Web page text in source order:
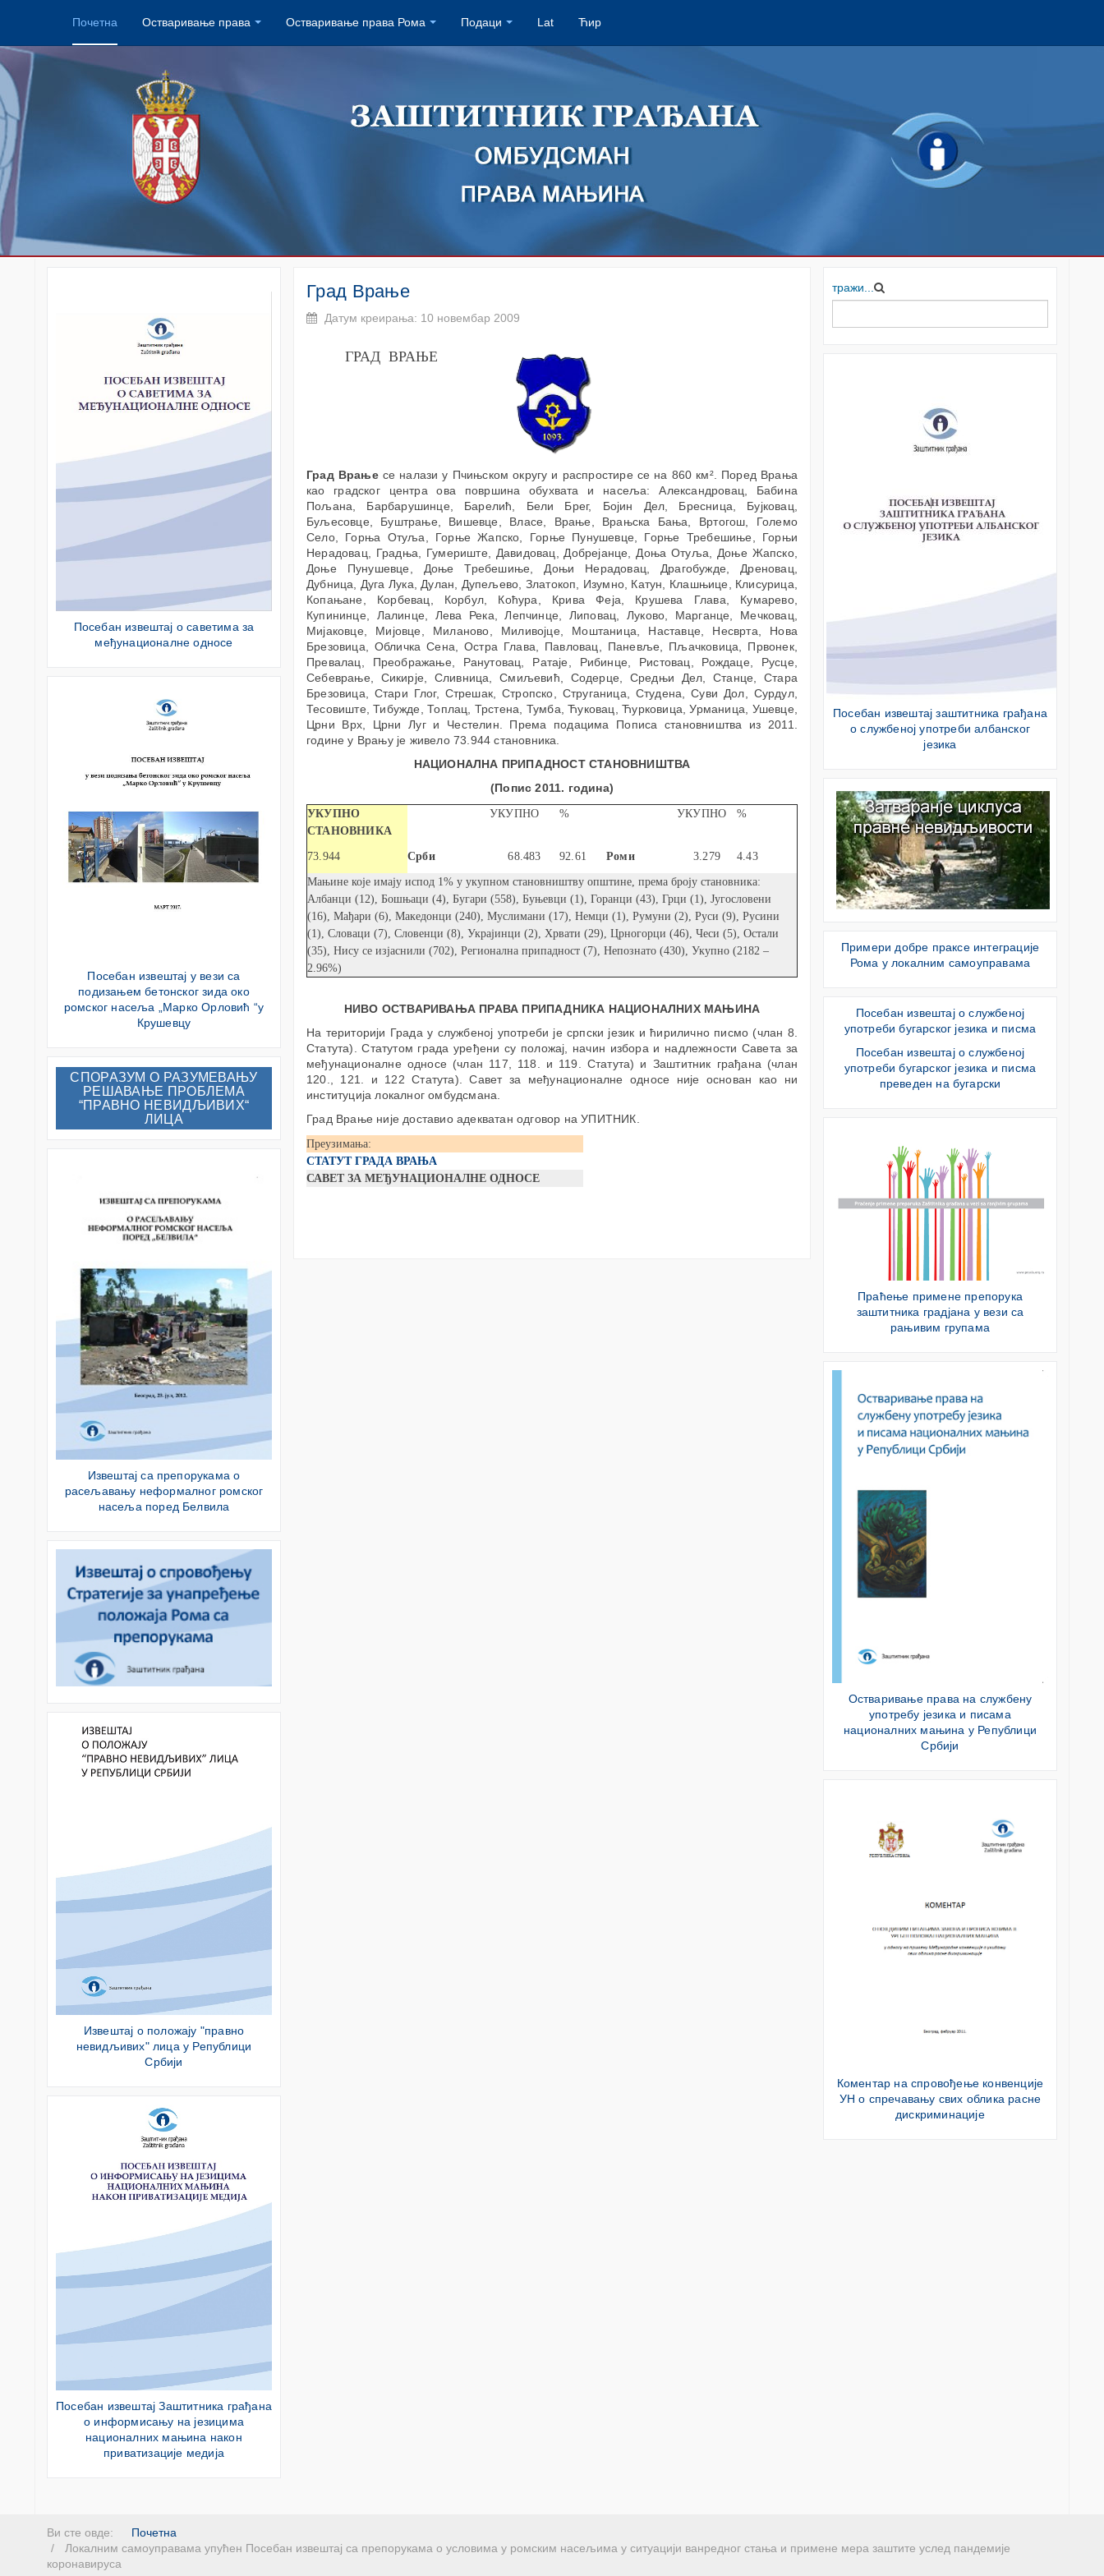
Почетна Остваривање права Остваривање права Рома Подаци Lat Ћир
Град Врање
Датум креирања: 10 новембар 2009
ГРАД ВРАЊЕ
Град Врањесе налази у Пчињском округу и распростире се на 860 км². Поред Врања
као градског центра ова површина обухвата и насеља: Александровац, Бабина
Пољана, Барбарушинце, Барелић, Бели Брег, Бојин Дел, Бресница, Бујковац,
Буљесовце, Буштрање, Вишевце, Власе, Врање, Врањска Бања, Вртогош, Големо
Село, Горња Отуља, Горње Жапско, Горње Пунушевце, Горње Требешиње, Горњи
Нерадовац, Градња, Гумериште, Давидовац, Добрејанце, Доња Отуља, Доње Жапско,
Доње Пунушевце, Доње Требешиње, Доњи Нерадовац, Драгобужде, Дреновац,
Дубница, Дуга Лука, Дулан, Дупељево, Златокоп, Изумно, Катун, Клашњице, Клисурица,
Копањане, Корбевац, Корбул, Коћура, Крива Феја, Крушева Глава, Кумарево,
Купининце, Лалинце, Лева Река, Лепчинце, Липовац, Луково, Марганце, Мечковац,
Мијаковце, Мијовце, Миланово, Миливојце, Моштаница, Наставце, Несврта, Нова
Брезовица, Обличка Сена, Остра Глава, Павловац, Паневље, Пљачковица, Првонек,
Превалац, Преображање, Ранутовац, Ратаје, Рибинце, Ристовац, Рождаце, Русце,
Себеврање, Сикирје, Сливница, Смиљевић, Содерце, Средњи Дел, Станце, Стара
Брезовица, Стари Глог, Стрешак, Стропско, Струганица, Студена, Суви Дол, Сурдул,
Тесовиште, Тибужде, Топлац, Трстена, Тумба, Ћуковац, Ћурковица, Урманица, Ушевце,
Црни Врх, Црни Луг и Честелин. Према подацима Пописа становништва из 2011.
године у Врању је живело 73.944 становника.
НАЦИОНАЛНА ПРИПАДНОСТ СТАНОВНИШТВА
(Попис 2011. година)
УКУПНО
СТАНОВНИКА
УКУПНО % УКУПНО %
73.944 Срби 68.483 92.61 Роми 3.279 4.43
Мањине које имају испод 1% у укупном становништву општине, према броју становника:
Албанци (12), Бошњаци (4), Бугари (558), Буњевци (1), Горанци (43), Грци (1), Југословени
(16), Мађари (6), Македонци (240), Муслимани (17), Немци (1), Румуни (2), Руси (9), Русини
(1), Словаци (7), Словенци (8), Украјинци (2), Хрвати (29), Црногорци (46), Чеси (5), Остали
(35), Нису се изјаснили (702), Регионална припадност (7), Непознато (430), Укупно (2182 –
2.96%)
НИВО ОСТВАРИВАЊА ПРАВА ПРИПАДНИКА НАЦИОНАЛНИХ МАЊИНА
На територији Града у службеној употреби је српски језик и ћирилично писмо (члан 8.
Статута). Статутом града уређени су положај, начин избора и надлежности Савета за
међунационалне односе (члан 117, 118. и 119. Статута) и Заштитник грађана (члан
120., 121. и 122 Статута). Савет за међунационалне односе није основан као ни
институција локалног омбудсмана.
Град Врање није доставио адекватан одговор на УПИТНИК.
Преузимања:
СТАТУТ ГРАДА ВРАЊА
САВЕТ ЗА МЕЂУНАЦИОНАЛНЕ ОДНОСЕ
Посебан извештај о саветима за
међунационалне односе
Посебан извештај у вези са
подизањем бетонског зида око
ромског насеља „Марко Орловић “у
Крушевцу
СПОРАЗУМ О РАЗУМЕВАЊУ
РЕШАВАЊЕ ПРОБЛЕМА
“ПРАВНО НЕВИДЉИВИХ“
ЛИЦА
Извештај са препорукама о
расељавању неформалног ромског
насеља поред Белвила
Извештај о положају "правно
невидљивих" лица у Републици
Србији
Посебан извештај Заштитника грађана
о информисању на језицима
националних мањина након
приватизације медија
тражи...
Посебан извештај заштитника грађана
о службеној употреби албанског
језика
Примери добре праксе интеграције
Рома у локалним самоуправама
Посебан извештај о службеној
употреби бугарског језика и писма
Посебан извештај о службеној
употреби бугарског језика и писма
преведен на бугарски
Праћење примене препорука
заштитника градјана у вези са
рањивим групама
Остваривање права на службену
употребу језика и писама
националних мањина у Републици
Србији
Коментар на спровођење конвенције
УН о спречавању свих облика расне
дискриминације
Ви сте овде:
Почетна
Локалним самоуправама упућен Посебан извештај са препорукама о условима у ромским насељима у ситуацији ванредног стања и примене мера заштите услед пандемије
коронавируса